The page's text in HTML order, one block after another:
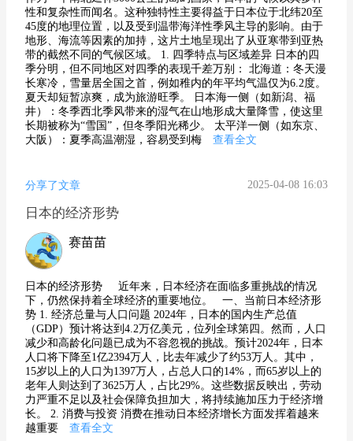
性和复杂性而闻名。这种独特性主要得益于日本位于北纬20至
45度的地理位置，以及受到温带海洋性季风主导的影响。由于
地形、海流等因素的加持，这片土地呈现出了从亚寒带到亚热
带的截然不同的气候区域。 1. 四季特点与区域差异 日本的四
季分明，但不同地区对四季的表现千差万别： 北海道：冬天漫
长寒冷，雪量居全国之首，例如稚内的年平均气温仅为6.2度。
夏天却短暂凉爽，成为旅游旺季。 日本海一侧（如新潟、福
井）：冬季西北季风带来的湿气在山地形成大量降雪，使这里
长期被称为“雪国”，但冬季阳光稀少。 太平洋一侧（如东京、
大阪）：夏季高温潮湿，容易受到梅
查看全文
分享了文章 2025-04-08 16:03
日本的经济形势
赛苗苗
日本的经济形势 近年来，日本经济在面临多重挑战的情况
下，仍然保持着全球经济的重要地位。 一、当前日本经济形
势 1. 经济总量与人口问题 2024年，日本的国内生产总值
（GDP）预计将达到4.2万亿美元，位列全球第四。然而，人口
减少和高龄化问题已成为不容忽视的挑战。预计2024年，日本
人口将下降至1亿2394万人，比去年减少了约53万人。其中，
15岁以上的人口为1397万人，占总人口的14%，而65岁以上的
老年人则达到了3625万人，占比29%。这些数据反映出，劳动
力严重不足以及社会保障负担加大，将持续施加压力于经济增
长。 2. 消费与投资 消费在推动日本经济增长方面发挥着越来
越重要
查看全文